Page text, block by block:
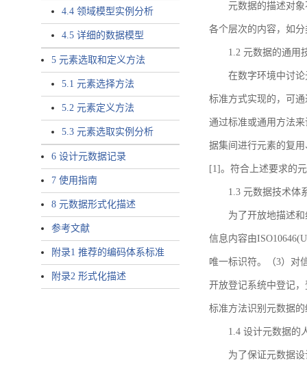
4.4 领域模型实例分析
4.5 详细的数据模型
5 元素选取和定义方法
5.1 元素选择方法
5.2 元素定义方法
5.3 元素选取实例分析
6 设计元数据记录
7 使用指南
8 元数据形式化描述
参考文献
附录1 推荐的编码体系标准
附录2 形式化描述
元数据的描述对
各个层次的内容，如
1.2 元数据的通用
在数字环境中讨
标准方式实现的，可
通过标准或通用方法
据集间进行元素的复
[1]。符合上述要求的
1.3 元数据技术体
为了开放地描述
信息内容由
唯一标识符。（3）对
开放登记系统中登记
标准方法识别元数据
1.4 设计元数据的
为了保证元数据